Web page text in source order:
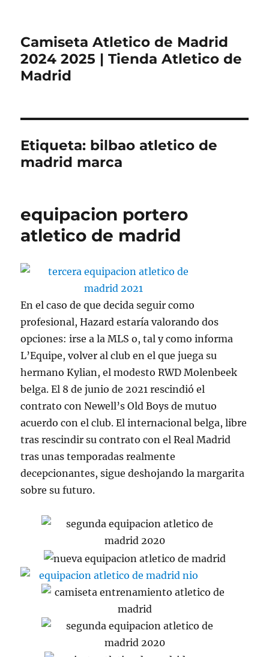
Camiseta Atletico de Madrid
2024 2025 | Tienda Atletico de
Madrid
Etiqueta: bilbao atletico de
madrid marca
equipacion portero
atletico de madrid
En el caso de que decida seguir como
profesional, Hazard estaría valorando dos
opciones: irse a la MLS o, tal y como informa
L’Equipe, volver al club en el que juega su
hermano Kylian, el modesto RWD Molenbeek
belga. El 8 de junio de 2021 rescindió el
contrato con Newell’s Old Boys de mutuo
acuerdo con el club. El internacional belga, libre
tras rescindir su contrato con el Real Madrid
tras unas temporadas realmente
decepcionantes, sigue deshojando la margarita
sobre su futuro.